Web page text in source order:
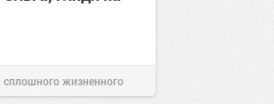
жизненного